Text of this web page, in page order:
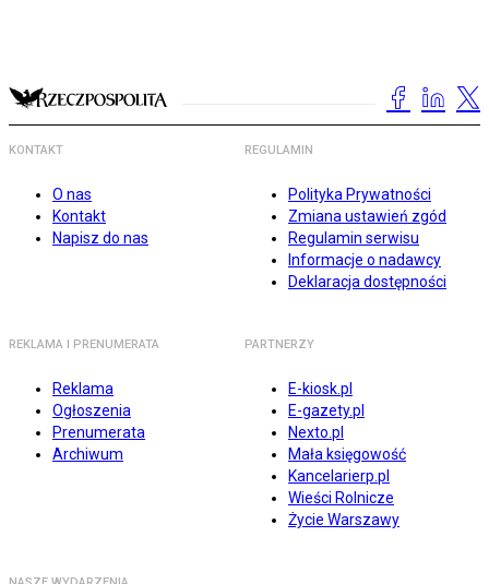
KONTAKT
O nas
Kontakt
Napisz do nas
REGULAMIN
Polityka Prywatności
Zmiana ustawień zgód
Regulamin serwisu
Informacje o nadawcy
Deklaracja dostępności
REKLAMA I PRENUMERATA
Reklama
Ogłoszenia
Prenumerata
Archiwum
PARTNERZY
E-kiosk.pl
E-gazety.pl
Nexto.pl
Mała księgowość
Kancelarierp.pl
Wieści Rolnicze
Życie Warszawy